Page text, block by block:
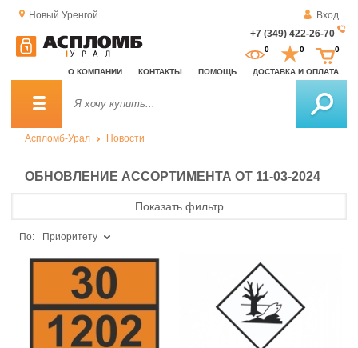
Новый Уренгой
Вход
+7 (349) 422-26-70
О КОМПАНИИ КОНТАКТЫ ПОМОЩЬ ДОСТАВКА И ОПЛАТА
0 0 0
Аспломб-Урал Новости
ОБНОВЛЕНИЕ АССОРТИМЕНТА ОТ 11-03-2024
Показать фильтр
По: Приоритету